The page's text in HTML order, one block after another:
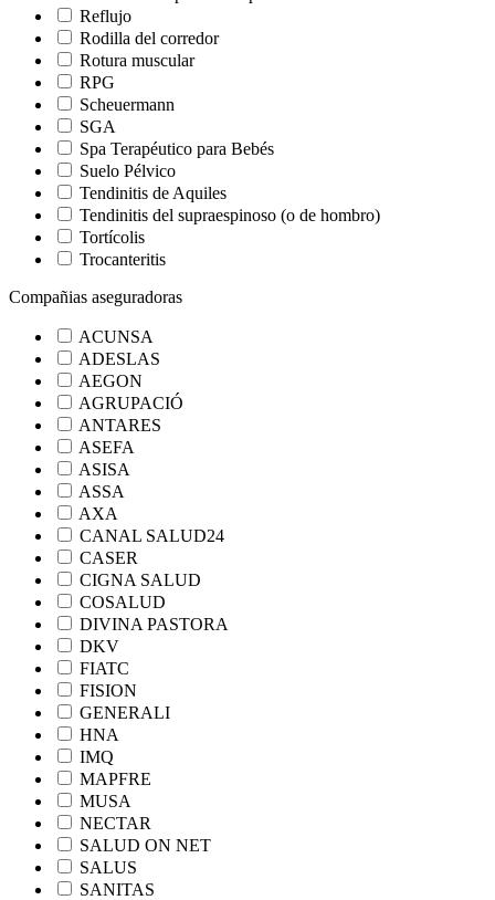
Reflujo
Rodilla del corredor
Rotura muscular
RPG
Scheuermann
SGA
Spa Terapéutico para Bebés
Suelo Pélvico
Tendinitis de Aquiles
Tendinitis del supraespinoso (o de hombro)
Tortícolis
Trocanteritis
Compañias aseguradoras
ACUNSA
ADESLAS
AEGON
AGRUPACIÓ
ANTARES
ASEFA
ASISA
ASSA
AXA
CANAL SALUD24
CASER
CIGNA SALUD
COSALUD
DIVINA PASTORA
DKV
FIATC
FISION
GENERALI
HNA
IMQ
MAPFRE
MUSA
NECTAR
SALUD ON NET
SALUS
SANITAS